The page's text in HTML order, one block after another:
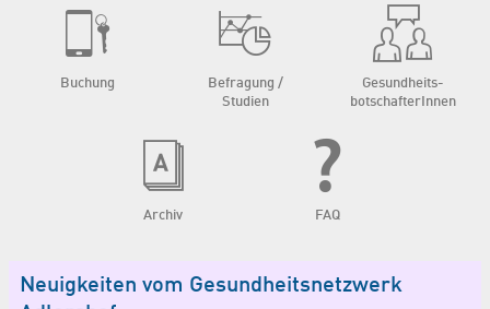
Buchung
Befragung /
Studien
Gesundheits­
botschafterInnen
Archiv FAQ
Neuigkeiten vom Gesundheitsnetzwerk